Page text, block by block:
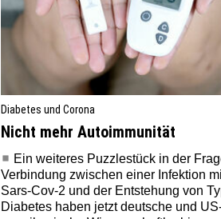
Diabetes und Corona
Nicht mehr Autoimmunität
Ein weiteres Puzzlestück in der
Verbindung zwischen einer Infektion
Sars-Cov-2 und der Entstehung von
Diabetes haben jetzt deutsche und